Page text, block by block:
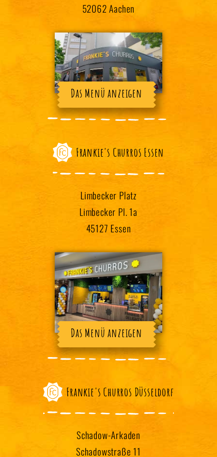
52062 Aachen
Das Menü anzeigen
Frankie's Churros Essen
Limbecker Platz
Limbecker Pl. 1a
45127 Essen
Das Menü anzeigen
Frankie's Churros Düsseldorf
Schadow-Arkaden
Schadowstraße 11